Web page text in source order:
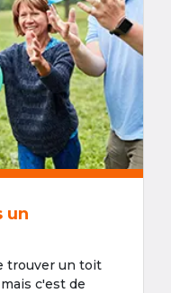
un
trouver un toit
c'est de